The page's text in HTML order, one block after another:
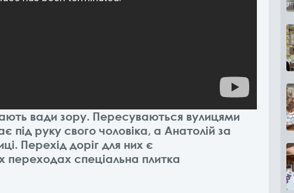
вади зору. Пересуваються вулицями
руку свого чоловіка, а Анатолій за
Перехід доріг для них є
спеціальна плитка